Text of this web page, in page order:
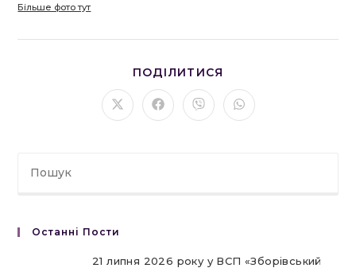
Більше фото тут
ПОДІЛИТИСЯ
ЦИМ
ВМІСТОМ
Відкрити
в
Відкрити
в
Відкрити
в
Відкрити
в
Останні Пости
21 липня 2026 року у ВСП «Зборівський